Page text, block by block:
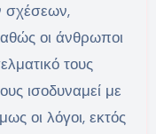
σχέσεων,
οι άνθρωποι
τους
ισοδυναμεί με
οι λόγοι, εκτός